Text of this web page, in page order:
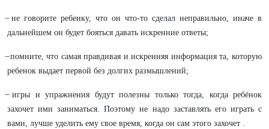
̶ не говорите ребенку, что он что-то сделал неправильно, иначе в
дальнейшем он будет бояться давать искренние ответы;
̶ помните, что самая правдивая и искренняя информация та, которую
ребенок выдает первой без долгих размышлений;
̶ игры и упражнения будут полезны только тогда, когда ребёнок
захочет ими заниматься. Поэтому не надо заставлять его играть с
вами, лучше уделить ему свое время, когда он сам этого захочет .